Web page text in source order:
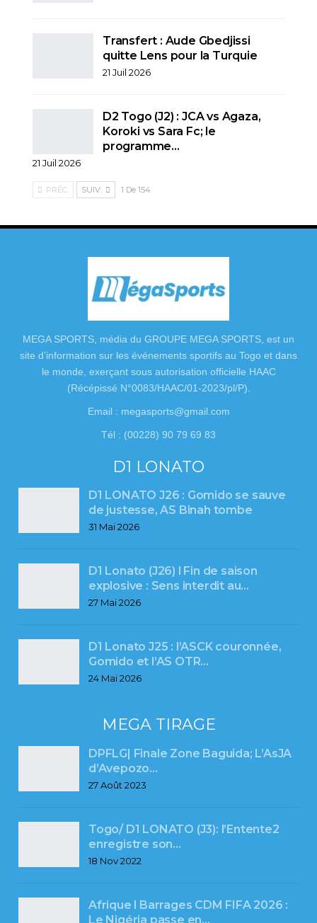
Transfert : Aude Gbedjissi
quitte Lens pour la Turquie
21 Juil 2026
D2 Togo (J2) : JCA vs Agaza,
Koroki vs Sara Fc; le
programme…
21 Juil 2026
PRÉC. SUIV. 1 De 154
MEGA SPORTS, média du GROUPE MEGA SPORTS, est un
site d’information sur les événements sportifs au Togo et dans
le monde, exerçant sous autorisation officielle HAAC
(Récépissé N°0083/HAAC/01-2023/pl/P).
Email : megasports@gmail.com
Tél : (00228) 90 79 69 83
D1 LONATO
D1 LONATO J26 : Gomido se sauve
de justesse, AS Binah tombe
31 Mai 2026
D1 Lonato (J26) l Fin de saison
explosive : Sens interdit au…
27 Mai 2026
D1 Lonato J25 : l’ASCK couronnée,
Gomido et l’AS OTR…
24 Mai 2026
MEGA TIRAGE
DPFLG| Finale Zone Baguida; L’AsJA
d’Avepozo…
27 Août 2023
Togo/ D1 LONATO (J3): l’Entente2
enregistre son…
18 Nov 2022
Afrique l Barrages CDM FIFA 2026 :
Le Nigéria passe en…